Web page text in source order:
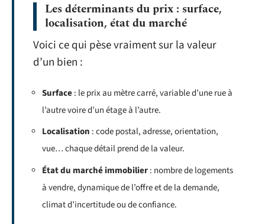
Les déterminants du prix : surface,
localisation, état du marché
Voici ce qui pèse vraiment sur la valeur
d’un bien :
Surface: le prix au mètre carré, variable d’une rue à
l’autre voire d’un étage à l’autre.
Localisation : code postal, adresse, orientation,
vue… chaque détail prend de la valeur.
État du marché immobilier: nombre de logements
à vendre, dynamique de l’offre et de la demande,
climat d’incertitude ou de confiance.